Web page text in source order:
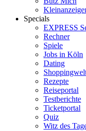
Specials
EXPRESS
Rechner
Spiele
Jobs in Köln
Dating
Rezepte
Reiseportal
Testberichte
Ticketportal
Quiz
Witz des